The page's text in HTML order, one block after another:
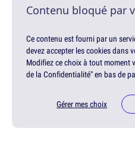
Contenu bloqué par
Ce contenu est fourni par un
devez accepter les cookies dans
Modifiez ce choix à tout moment
de la Confidentialité" en bas de
Gérer mes choix